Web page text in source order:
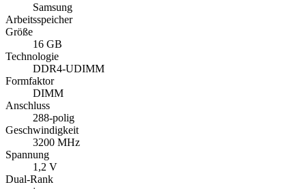
Samsung
Arbeitsspeicher
Größe
16 GB
Technologie
DDR4-UDIMM
Formfaktor
DIMM
Anschluss
288-polig
Geschwindigkeit
3200 MHz
Spannung
1,2 V
Dual-Rank